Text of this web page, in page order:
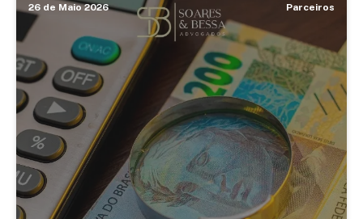
26 de Maio 2026 Parceiros